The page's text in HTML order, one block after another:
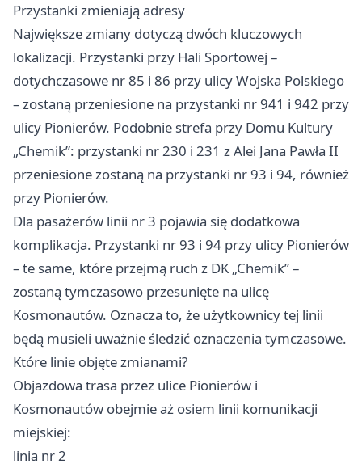
Przystanki zmieniają adresy
Największe zmiany dotyczą dwóch kluczowych
lokalizacji. Przystanki przy Hali Sportowej –
dotychczasowe nr 85 i 86 przy ulicy Wojska Polskiego
– zostaną przeniesione na przystanki nr 941 i 942 przy
ulicy Pionierów. Podobnie strefa przy Domu Kultury
„Chemik”: przystanki nr 230 i 231 z Alei Jana Pawła II
przeniesione zostaną na przystanki nr 93 i 94, również
przy Pionierów.
Dla pasażerów linii nr 3 pojawia się dodatkowa
komplikacja. Przystanki nr 93 i 94 przy ulicy Pionierów
– te same, które przejmą ruch z DK „Chemik” –
zostaną tymczasowo przesunięte na ulicę
Kosmonautów. Oznacza to, że użytkownicy tej linii
będą musieli uważnie śledzić oznaczenia tymczasowe.
Które linie objęte zmianami?
Objazdowa trasa przez ulice Pionierów i
Kosmonautów obejmie aż osiem linii komunikacji
miejskiej:
linia nr 2